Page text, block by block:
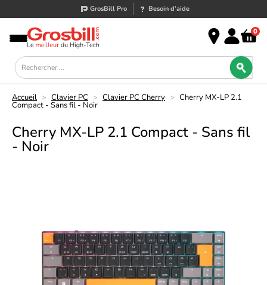
GrosBill Pro Besoin d’aide
0
Accueil > Clavier PC > Clavier PC Cherry > Cherry MX-LP 2.1
Compact - Sans fil - Noir
Cherry MX-LP 2.1 Compact - Sans fil
- Noir